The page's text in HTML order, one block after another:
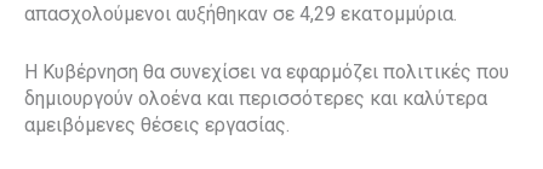
απασχολούμενοι αυξήθηκαν σε 4,29 εκατομμύρια.
Η Κυβέρνηση θα συνεχίσει να εφαρμόζει πολιτικές που
δημιουργούν ολοένα και περισσότερες και καλύτερα
αμειβόμενες θέσεις εργασίας.